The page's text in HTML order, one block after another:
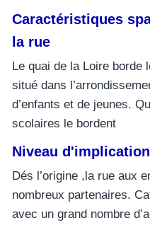
Caractéristiques
la rue
Le quai de la Loire borde
situé dans
d’enfants et de jeunes.
scolaires le bordent
Niveau
Dés l’origine ,la rue aux
nombreux partenaires.
avec un grand nombre